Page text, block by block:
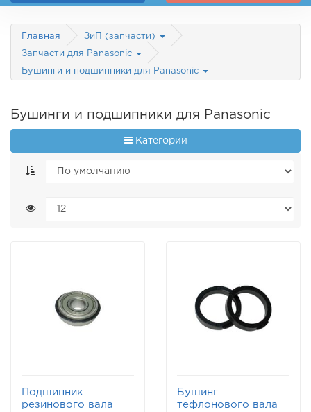
Главная ЗиП (запчасти)
Запчасти для Panasonic
Бушинги и подшипники для Panasonic
Бушинги и подшипники для Panasonic
Категории
Подшипник
резинового вала
Бушинг
тефлонового вала